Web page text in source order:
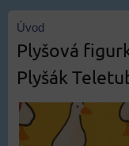
Úvod
Plyšová
Plyšák